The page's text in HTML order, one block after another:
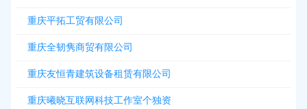
重庆平拓工贸有限公司
重庆全韧隽商贸有限公司
重庆友恒青建筑设备租赁有限公司
重庆曦晓互联网科技工作室个独资